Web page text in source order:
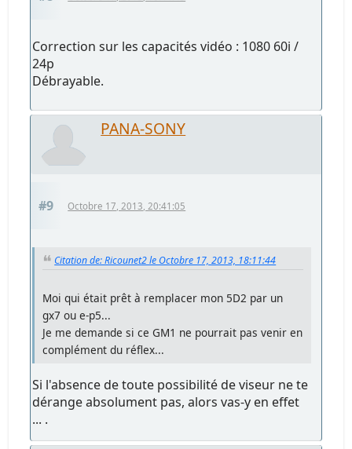
Correction sur les capacités vidéo : 1080 60i /
24p
Débrayable.
PANA-SONY
#9 Octobre 17, 2013, 20:41:05
Citation de: Ricounet2 le Octobre 17, 2013, 18:11:44
Moi qui était prêt à remplacer mon 5D2 par un
gx7 ou e-p5...
Je me demande si ce GM1 ne pourrait pas venir en
complément du réflex...
Si l'absence de toute possibilité de viseur ne te
dérange absolument pas, alors vas-y en effet
... .